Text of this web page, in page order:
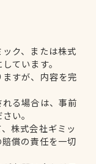
ク、または株式
ています。
すが、内容を完
る場合は、事前
い。
株式会社ギミッ
償の責任を一切